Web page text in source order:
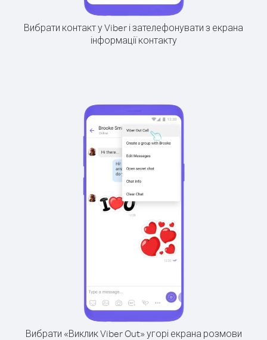
Вибрати контакт у Viber і зателефонувати з екрана
інформації контакту
Вибрати «Виклик Viber Out» угорі екрана розмови